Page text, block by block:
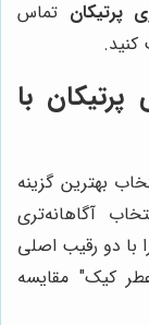
پرتیکان تماس
کنید.
با
بهترین گزینه
آگاهانه‌تری
با دو رقیب اصلی
کیک" مقایسه